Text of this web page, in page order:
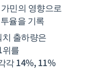
민의 영향으로
율을 기록
출하량은
를
각 14%, 11%